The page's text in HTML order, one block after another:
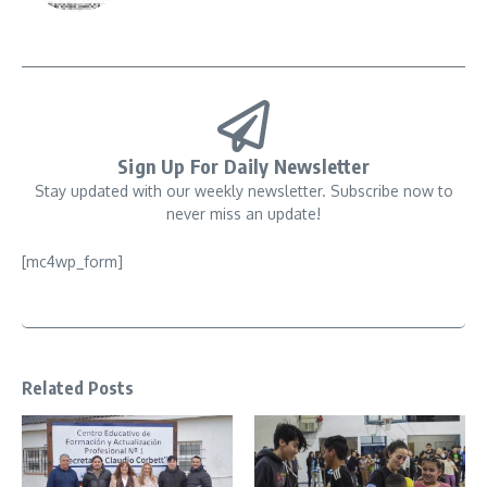
Sign Up For Daily Newsletter
Stay updated with our weekly newsletter. Subscribe now to
never miss an update!
[mc4wp_form]
Related Posts